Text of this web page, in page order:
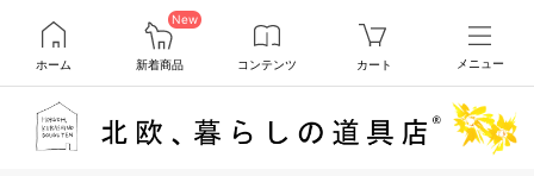
ホーム
New
新着商品 コンテンツ カート メニュー